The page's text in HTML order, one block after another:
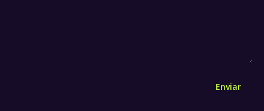
Enviar